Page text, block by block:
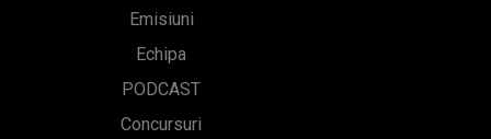
Emisiuni
Echipa
PODCAST
Concursuri